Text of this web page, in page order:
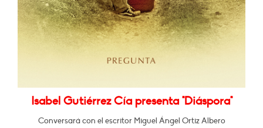
Isabel Gutiérrez Cía presenta "Diáspora"
Conversará con el escritor Miguel Ángel Ortiz Albero